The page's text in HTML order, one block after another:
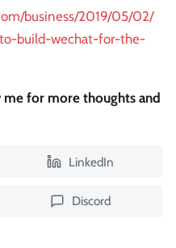
business/2019/05/02/
build-wechat-for-the-
me for more thoughts and
LinkedIn
Discord